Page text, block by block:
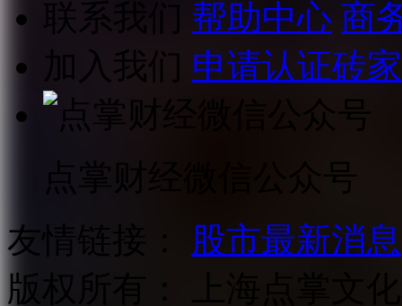
帮助中心 商
加入我们 申请认证砖家
友情链接：
股市最新消息
版权所有：